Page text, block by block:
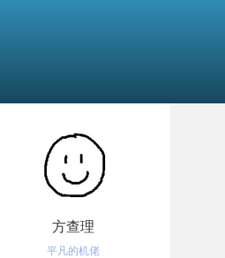
方查理
平凡的机佬